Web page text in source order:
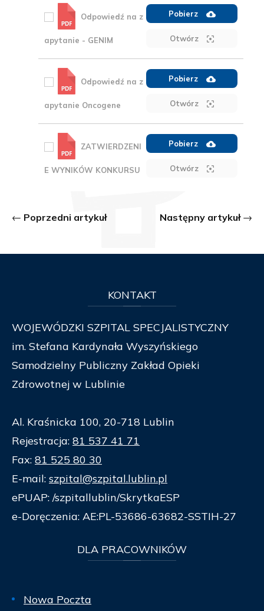
Odpowiedź na z
apytanie - GENIM
Pobierz
Otwórz
Odpowiedź na z
apytanie Oncogene
Pobierz
Otwórz
ZATWIERDZENI
E WYNIKÓW KONKURSU
Pobierz
Otwórz
Poprzedni artykuł Następny artykuł
KONTAKT
WOJEWÓDZKI SZPITAL SPECJALISTYCZNY
im. Stefana Kardynała Wyszyńskiego
Samodzielny Publiczny Zakład Opieki
Zdrowotnej w Lublinie
Al. Kraśnicka 100, 20-718 Lublin
Rejestracja: 81 537 41 71
Fax: 81 525 80 30
E-mail: szpital@szpital.lublin.pl
ePUAP: /szpitallublin/SkrytkaESP
e-Doręczenia: AE:PL-53686-63682-SSTIH-27
DLA PRACOWNIKÓW
Nowa Poczta